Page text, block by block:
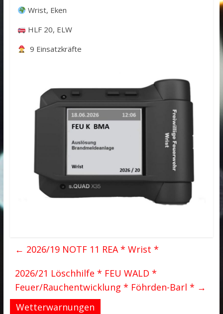
Wrist, Eken
HLF 20, ELW
9 Einsatzkräfte
← 2026/19 NOTF 11 REA * Wrist *
2026/21 Löschhilfe * FEU WALD *
Feuer/Rauchentwicklung * Föhrden-Barl * →
Wetterwarnungen